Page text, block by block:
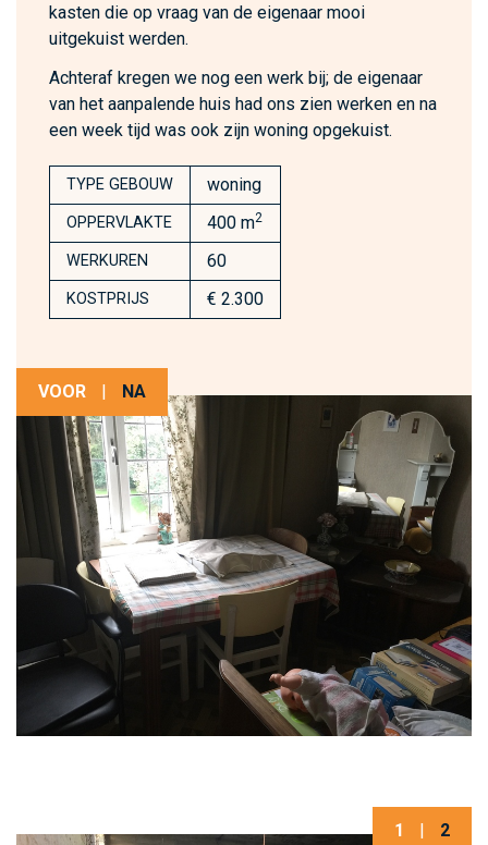
kasten die op vraag van de eigenaar mooi
uitgekuist werden.
Achteraf kregen we nog een werk bij; de eigenaar
van het aanpalende huis had ons zien werken en na
een week tijd was ook zijn woning opgekuist.
TYPE GEBOUW woning
OPPERVLAKTE 400 m2
WERKUREN 60
KOSTPRIJS € 2.300
VOOR | NA
1 2